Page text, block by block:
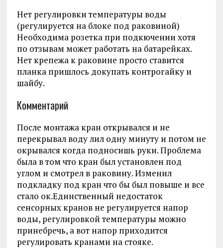
Нет регулировки температуры воды
(регулируется на блоке под раковиной)
Необходима розетка при подкючении хотя
по отзывам может работать на батарейках.
Нет крепежа к раковине просто ставится
планка пришлось докупать контрогайку и
шайбу.
Комментарий
После монтажа кран открывался и не
перекрывал воду лил одну минуту и потом не
окрывался когда подносишь руки. Проблема
была в том что кран был установлен под
углом и смотрел в раковину. Изменил
подкладку под кран что бы был повыше и все
стало ок.Единственный недостаток
сенсорных кранов не регулируется напор
воды, регулировкой температуры можно
принебречь, а вот напор приходится
регулировать кранами на стояке.